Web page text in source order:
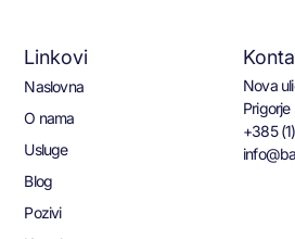
Linkovi
Naslovna
O nama
Usluge
Blog
Pozivi
Nova
+385